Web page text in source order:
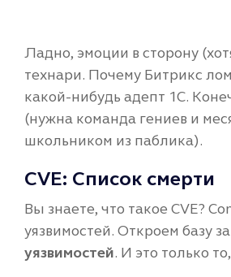
Ладно, эмоции в сторону
технари. Почему Битрикс
какой-нибудь адепт 1С.
(нужна команда гениев и
школьником из паблика).
CVE: Список смерти
Вы знаете, что такое CVE?
уязвимостей. Откроем базу
уязвимостей. И это только